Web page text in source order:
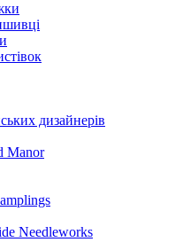
дизайнерів
Manor
Needleworks